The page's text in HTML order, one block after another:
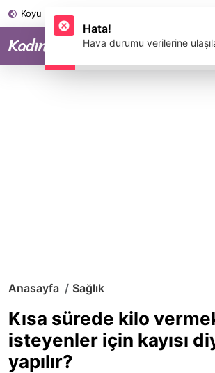
Koyu Mod
Anasayfa Sağlık
Kısa sürede kilo
isteyenler için kayısı
yapılır?